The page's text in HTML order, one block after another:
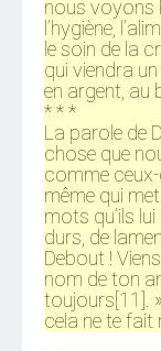
nous voyons
l’hygiène,
le soin de la
qui viendra
en argent, au
* * *
La parole de
chose que
comme ceux-
même qui
mots qu’ils
durs, de
Debout !
nom de ton
toujours[11].
cela ne te fait